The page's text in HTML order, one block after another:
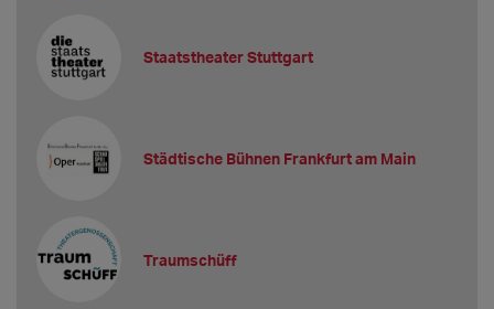
Staatstheater Stuttgart
Städtische Bühnen Frankfurt am Main
Traumschüff